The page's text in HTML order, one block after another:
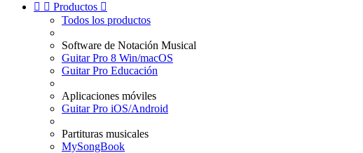
  Productos 
Todos los productos
Software de Notación Musical
Guitar Pro 8 Win/macOS
Guitar Pro Educación
Aplicaciones móviles
Guitar Pro iOS/Android
Partituras musicales
MySongBook